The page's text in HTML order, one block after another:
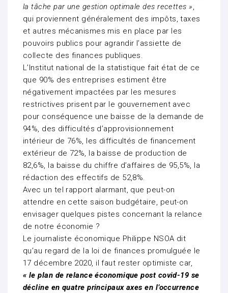
la tâche par une gestion optimale des recettes »,
qui proviennent généralement des impôts, taxes
et autres mécanismes mis en place par les
pouvoirs publics pour agrandir l’assiette de
collecte des finances publiques.
L’Institut national de la statistique fait état de ce
que 90% des entreprises estiment être
négativement impactées par les mesures
restrictives prisent par le gouvernement avec
pour conséquence une baisse de la demande de
94%, des difficultés d’approvisionnement
intérieur de 76%, les difficultés de financement
extérieur de 72%, la baisse de production de
82,6%, la baisse du chiffre d’affaires de 95,5%, la
rédaction des effectifs de 52,8%.
Avec un tel rapport alarmant, que peut-on
attendre en cette saison budgétaire, peut-on
envisager quelques pistes concernant la relance
de notre économie ?
Le journaliste économique Philippe NSOA dit
qu’au regard de la loi de finances promulguée le
17 décembre 2020, il faut rester optimiste car,
« le plan de relance économique post covid-19 se
décline en quatre principaux axes en l’occurrence